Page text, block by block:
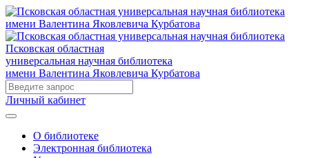
Псковская областная
универсальная научная библиотека
имени Валентина Яковлевича Курбатова
Личный кабинет
О библиотеке
Электронная библиотека